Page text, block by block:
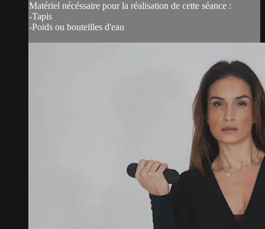
Matériel nécéssaire pour la réalisation de cette séance :
-Tapis
-Poids ou bouteilles d'eau